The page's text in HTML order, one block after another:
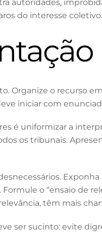
do interesse coletivo.
o recurso em
iniciar com
é uniformizar a
os tribunais.
o “ensaio de
têm mais
ser sucinto: evite